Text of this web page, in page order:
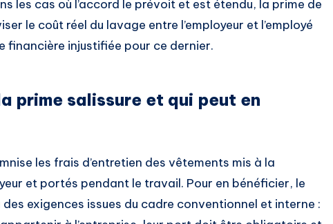
les cas où l’accord le prévoit et est étendu, la prime de
le coût réel du lavage entre l’employeur et l’employé
financière injustifiée pour ce dernier.
prime salissure et qui peut en
les frais d’entretien des vêtements mis à la
et portés pendant le travail. Pour en bénéficier, le
exigences issues du cadre conventionnel et interne :